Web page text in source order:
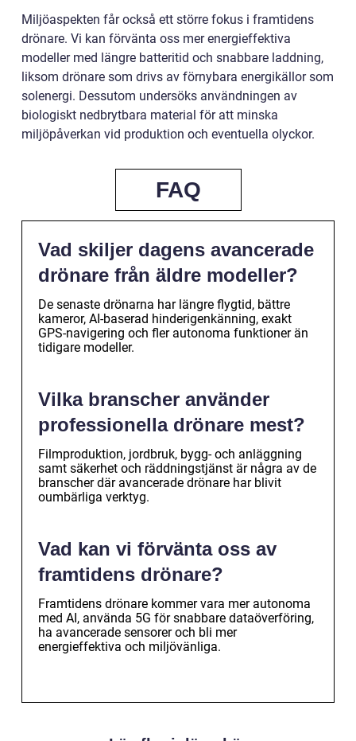
Miljöaspekten får också ett större fokus i framtidens
drönare. Vi kan förvänta oss mer energieffektiva
modeller med längre batteritid och snabbare laddning,
liksom drönare som drivs av förnybara energikällor som
solenergi. Dessutom undersöks användningen av
biologiskt nedbrytbara material för att minska
miljöpåverkan vid produktion och eventuella olyckor.
FAQ
Vad skiljer dagens avancerade
drönare från äldre modeller?
De senaste drönarna har längre flygtid, bättre
kameror, AI-baserad hinderigenkänning, exakt
GPS-navigering och fler autonoma funktioner än
tidigare modeller.
Vilka branscher använder
professionella drönare mest?
Filmproduktion, jordbruk, bygg- och anläggning
samt säkerhet och räddningstjänst är några av de
branscher där avancerade drönare har blivit
oumbärliga verktyg.
Vad kan vi förvänta oss av
framtidens drönare?
Framtidens drönare kommer vara mer autonoma
med AI, använda 5G för snabbare dataöverföring,
ha avancerade sensorer och bli mer
energieffektiva och miljövänliga.